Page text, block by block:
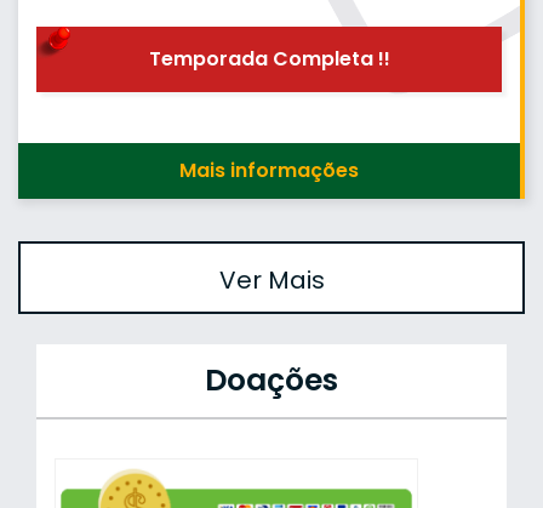
Temporada Completa !!
Mais informações
Ver Mais
Doações